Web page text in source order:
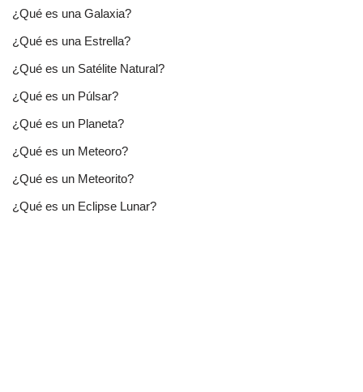
¿Qué es una Galaxia?
¿Qué es una Estrella?
¿Qué es un Satélite Natural?
¿Qué es un Púlsar?
¿Qué es un Planeta?
¿Qué es un Meteoro?
¿Qué es un Meteorito?
¿Qué es un Eclipse Lunar?